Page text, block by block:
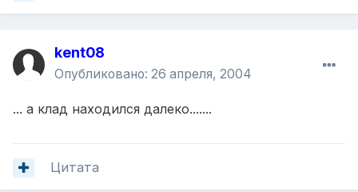
kent08
Опубликовано: 26 апреля, 2004
... а клад находился далеко.......
Цитата